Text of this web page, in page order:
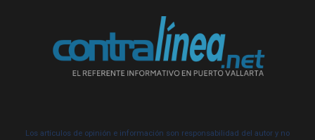
Los artículos de opinión e información son responsabilidad del autor y no